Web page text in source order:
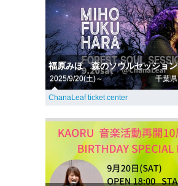
福原みほ 森のソウルセッション
2025/9/20(土)～ 千葉県
ChanaLeaf ticket center